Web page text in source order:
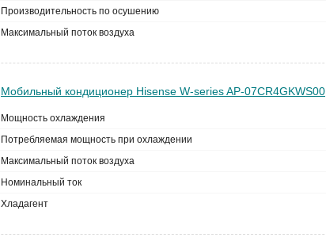
Производительность по осушению
Максимальный поток воздуха
Мобильный кондиционер Hisense W-series AP-07CR4GKWS00
Мощность охлаждения
Потребляемая мощность при охлаждении
Максимальный поток воздуха
Номинальный ток
Хладагент